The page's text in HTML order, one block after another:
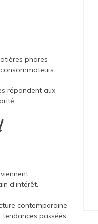
phares
répondent aux
d’intérêt.
contemporaine
passées.